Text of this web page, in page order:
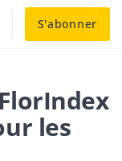
S'abonner
les